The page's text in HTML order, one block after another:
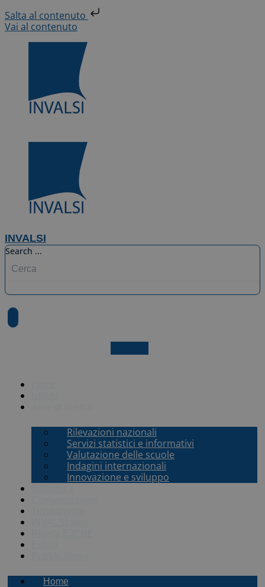
Salta al contenuto
Vai al contenuto
INVALSI
Search ...
Rilevazioni nazionali
Servizi statistici e informativi
Valutazione delle scuole
Indagini internazionali
Innovazione e sviluppo
Home